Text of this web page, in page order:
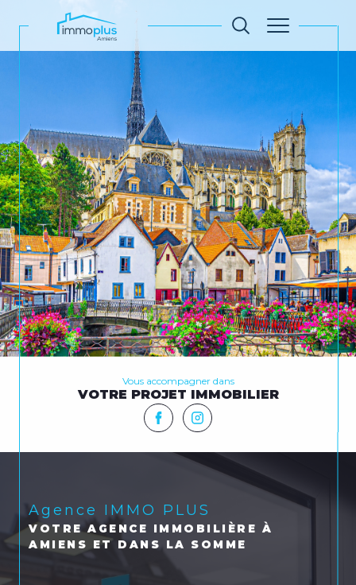
Vous accompagner dans
VOTRE PROJET IMMOBILIER
Agence IMMO PLUS
VOTRE AGENCE IMMOBILIÈRE À
AMIENS ET DANS LA SOMME